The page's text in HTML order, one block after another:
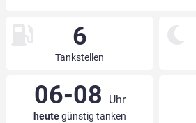
6
Tankstellen
06-08 Uhr
heutegünstig tanken